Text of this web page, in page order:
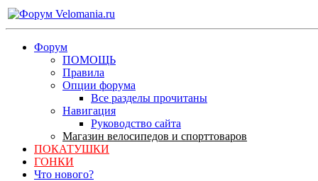
Форум
ПОМОЩЬ
Правила
Опции форума
Все разделы прочитаны
Навигация
Руководство сайта
Магазин велосипедов и спорттоваров
ПОКАТУШКИ
ГОНКИ
Что нового?